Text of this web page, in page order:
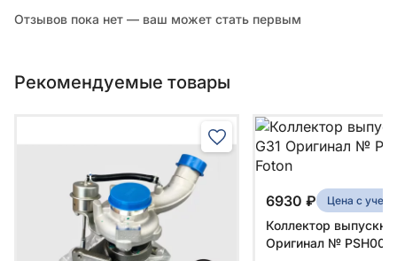
Отзывов пока нет — ваш может стать первым
Рекомендуемые товары
6930 ₽ Цена с
Коллектор
Оригинал №